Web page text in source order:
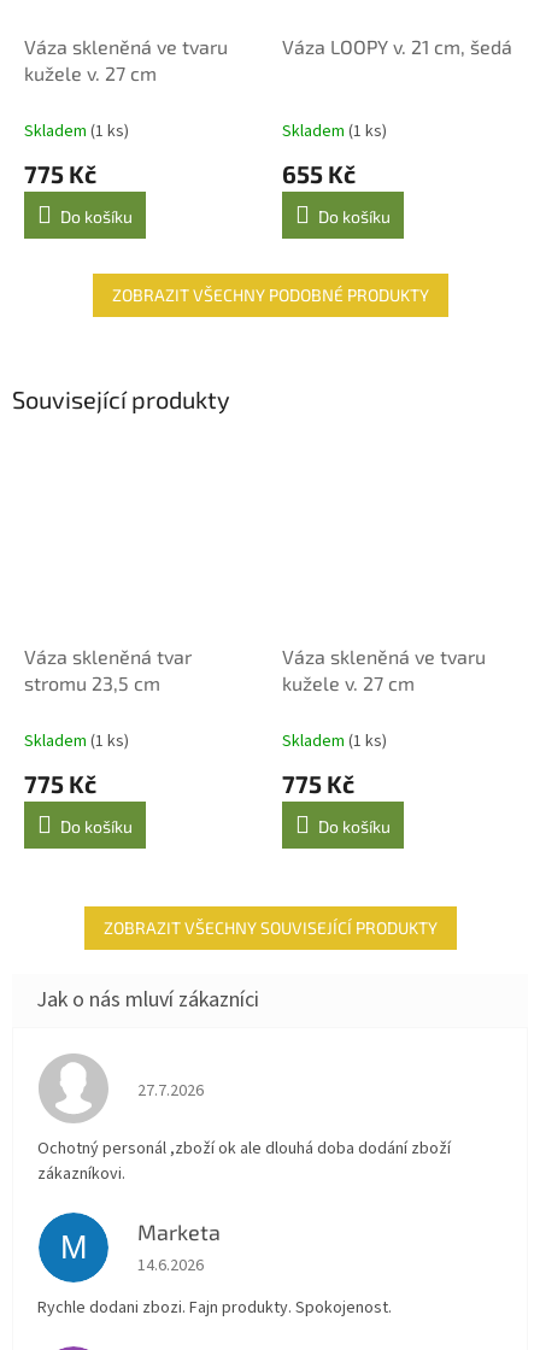
Váza skleněná ve tvaru
kužele v. 27 cm
Skladem (1 ks)
775 Kč
Do košíku
Váza LOOPY v. 21 cm, šedá
Skladem (1 ks)
655 Kč
Do košíku
ZOBRAZIT VŠECHNY PODOBNÉ PRODUKTY
Související produkty
Váza skleněná tvar
stromu 23,5 cm
Skladem (1 ks)
775 Kč
Do košíku
Váza skleněná ve tvaru
kužele v. 27 cm
Skladem (1 ks)
775 Kč
Do košíku
ZOBRAZIT VŠECHNY SOUVISEJÍCÍ PRODUKTY
Hodnocení obchodu je 4 z 5 hvězdiček.
27.7.2026
Ochotný personál ,zboží ok ale dlouhá doba dodání zboží
zákazníkovi.
M Marketa
Hodnocení obchodu je 5 z 5 hvězdiček.
14.6.2026
Rychle dodani zbozi. Fajn produkty. Spokojenost.